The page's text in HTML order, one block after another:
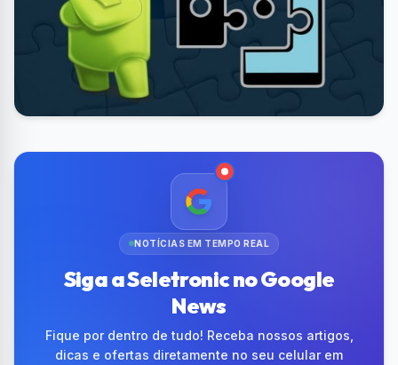
NOTÍCIAS EM TEMPO REAL
Siga a Seletronic no Google
News
Fique por dentro de tudo! Receba nossos artigos,
dicas e ofertas diretamente no seu celular em